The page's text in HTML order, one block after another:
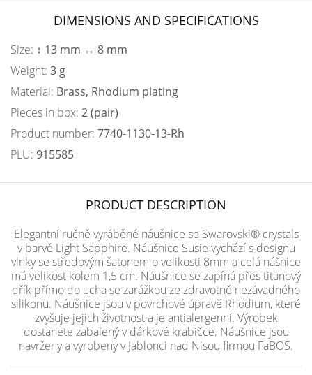
DIMENSIONS AND SPECIFICATIONS
Size: ↕ 13 mm ↔ 8 mm
Weight: 3 g
Material: Brass, Rhodium plating
Pieces in box: 2 (pair)
Product number: 7740-1130-13-Rh
PLU: 915585
PRODUCT DESCRIPTION
Elegantní ručně vyráběné náušnice se Swarovski® crystals
v barvě Light Sapphire. Náušnice Susie vychází s designu
vlnky se středovým šatonem o velikosti 8mm a celá nášnice
má velikost kolem 1,5 cm. Náušnice se zapíná přes titanový
dřík přímo do ucha se zarážkou ze zdravotně nezávadného
silikonu. Náušnice jsou v povrchové úpravě Rhodium, které
zvyšuje jejich životnost a je antialergenní. Výrobek
dostanete zabalený v dárkové krabičce. Náušnice jsou
navrženy a vyrobeny v Jablonci nad Nisou firmou FaBOS.